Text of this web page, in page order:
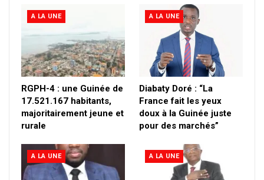
A LA UNE
RGPH-4 : une Guinée de
17.521.167 habitants,
majoritairement jeune et
rurale
A LA UNE
Diabaty Doré : “La
France fait les yeux
doux à la Guinée juste
pour des marchés”
A LA UNE A LA UNE